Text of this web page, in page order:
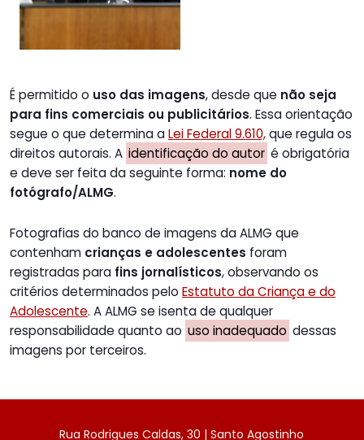
É permitido o uso das imagens, desde que não seja
para fins comerciais ou publicitários. Essa orientação
segue o que determina aLei Federal 9.610,que regula os
direitos autorais. A identificação do autor é obrigatória
e deve ser feita da seguinte forma: nome do
fotógrafo/ALMG.
Fotografias do banco de imagens da ALMG que
contenham crianças e adolescentes foram
registradas para fins jornalísticos, observando os
critérios determinados pelo Estatuto da Criança e do
Adolescente. A ALMG se isenta de qualquer
responsabilidade quanto ao uso inadequado dessas
imagens por terceiros.
Rua Rodrigues Caldas, 30 | Santo Agostinho